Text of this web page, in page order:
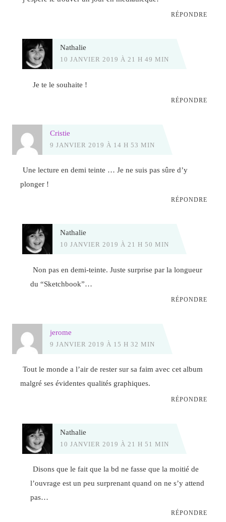
RÉPONDRE
Nathalie
10 JANVIER 2019 À 21 H 49 MIN
Je te le souhaite !
RÉPONDRE
Cristie
9 JANVIER 2019 À 14 H 53 MIN
Une lecture en demi teinte … Je ne suis pas sûre d’y
plonger !
RÉPONDRE
Nathalie
10 JANVIER 2019 À 21 H 50 MIN
Non pas en demi-teinte. Juste surprise par la longueur
du “Sketchbook”…
RÉPONDRE
jerome
9 JANVIER 2019 À 15 H 32 MIN
Tout le monde a l’air de rester sur sa faim avec cet album
malgré ses évidentes qualités graphiques.
RÉPONDRE
Nathalie
10 JANVIER 2019 À 21 H 51 MIN
Disons que le fait que la bd ne fasse que la moitié de
l’ouvrage est un peu surprenant quand on ne s’y attend
pas…
RÉPONDRE